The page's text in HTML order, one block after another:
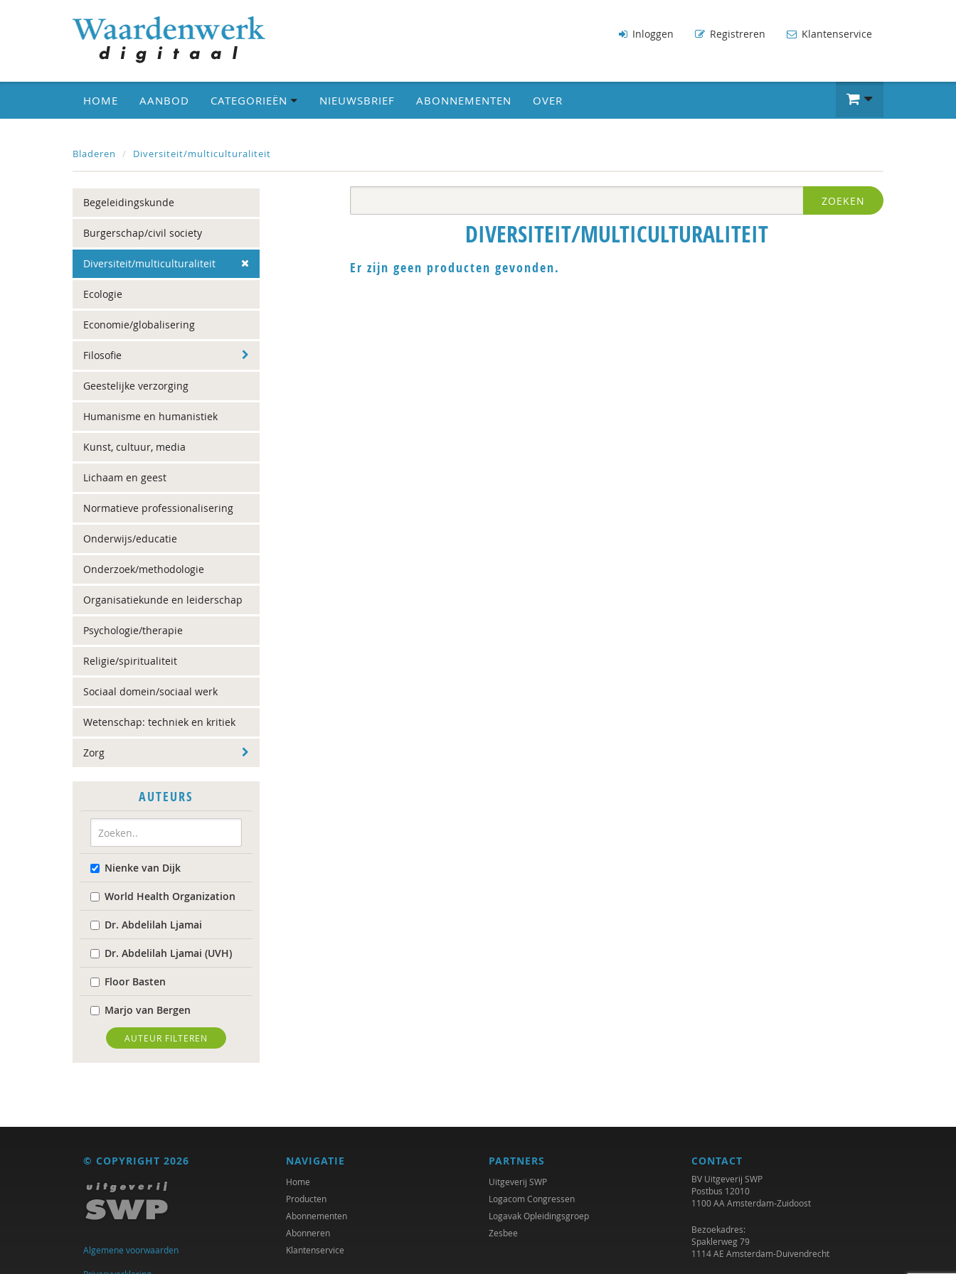
Inloggen Registreren Klantenservice
HOME AANBOD CATEGORIEËN NIEUWSBRIEF ABONNEMENTEN OVER
Bladeren Diversiteit/multiculturaliteit
Begeleidingskunde
Burgerschap/civil society
Diversiteit/multiculturaliteit
Ecologie
Economie/globalisering
Filosofie
Geestelijke verzorging
Humanisme en humanistiek
Kunst, cultuur, media
Lichaam en geest
Normatieve professionalisering
Onderwijs/educatie
Onderzoek/methodologie
Organisatiekunde en leiderschap
Psychologie/therapie
Religie/spiritualiteit
Sociaal domein/sociaal werk
Wetenschap: techniek en kritiek
Zorg
AUTEURS
Nienke van Dijk
World Health Organization
Dr. Abdelilah Ljamai
Dr. Abdelilah Ljamai (UVH)
Floor Basten
Marjo van Bergen
Rinske Bijl
Laurine Blonk
Ton Bruining
Heleen Crul
Tryntsje de Groot
AUTEUR FILTEREN
ZOEKEN
DIVERSITEIT/MULTICULTURALITEIT
Er zijn geen producten gevonden.
© COPYRIGHT 2026
Algemene voorwaarden
NAVIGATIE
Home
Producten
Abonnementen
Abonneren
Klantenservice
PARTNERS
Uitgeverij SWP
Logacom Congressen
Logavak Opleidingsgroep
Zesbee
CONTACT
BV Uitgeverij SWP
Postbus 12010
1100 AA Amsterdam-Zuidoost
Bezoekadres:
Spaklerweg 79
1114 AE Amsterdam-Duivendrecht